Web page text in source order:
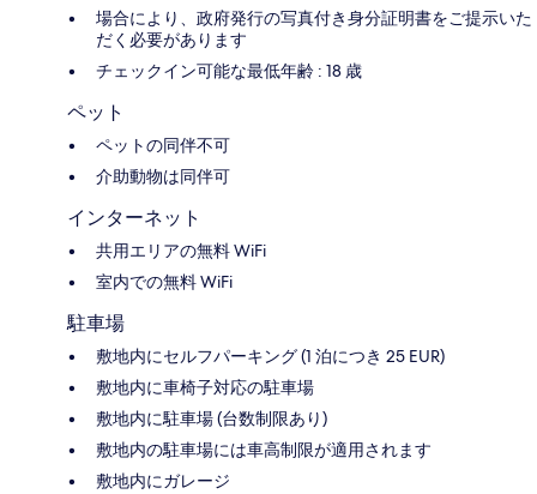
場合により、政府発行の写真付き身分証明書をご提示いた
だく必要があります
チェックイン可能な最低年齢 : 18 歳
ペット
ペットの同伴不可
介助動物は同伴可
インターネット
共用エリアの無料 WiFi
室内での無料 WiFi
駐車場
敷地内にセルフパーキング (1 泊につき 25 EUR)
敷地内に車椅子対応の駐車場
敷地内に駐車場 (台数制限あり)
敷地内の駐車場には車高制限が適用されます
敷地内にガレージ